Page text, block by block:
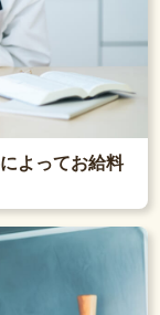
よってお給料